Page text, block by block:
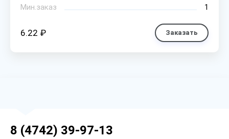
Мин.заказ
1
6.22 ₽ Заказать
8 (4742) 39-97-13